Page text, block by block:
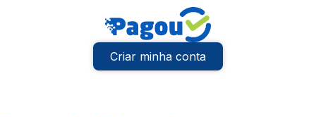
Criar minha conta